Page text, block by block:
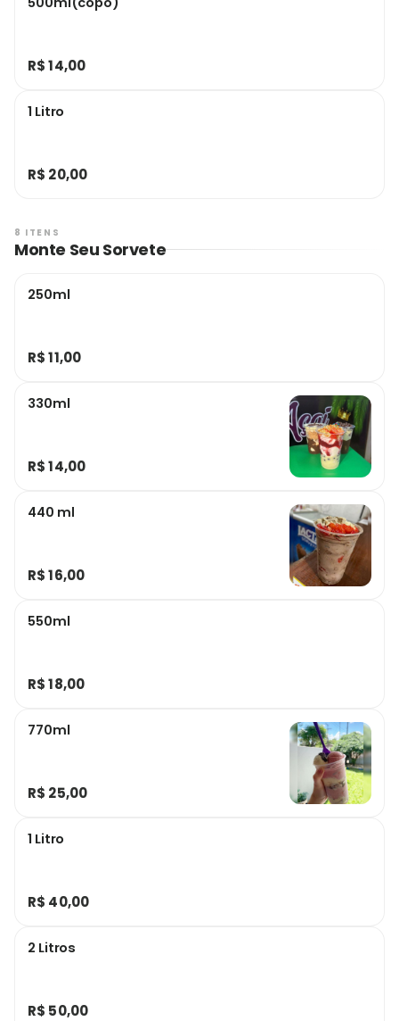
R$ 14,00
1 Litro
R$ 20,00
8 ITENS
Monte Seu Sorvete
250ml
R$ 11,00
330ml
R$ 14,00
440 ml
R$ 16,00
550ml
R$ 18,00
770ml
R$ 25,00
1 Litro
R$ 40,00
2 Litros
R$ 50,00